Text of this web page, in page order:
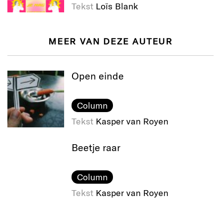
Tekst Loïs Blank
MEER VAN DEZE AUTEUR
Open einde
Column
Tekst Kasper van Royen
Beetje raar
Column
Tekst Kasper van Royen